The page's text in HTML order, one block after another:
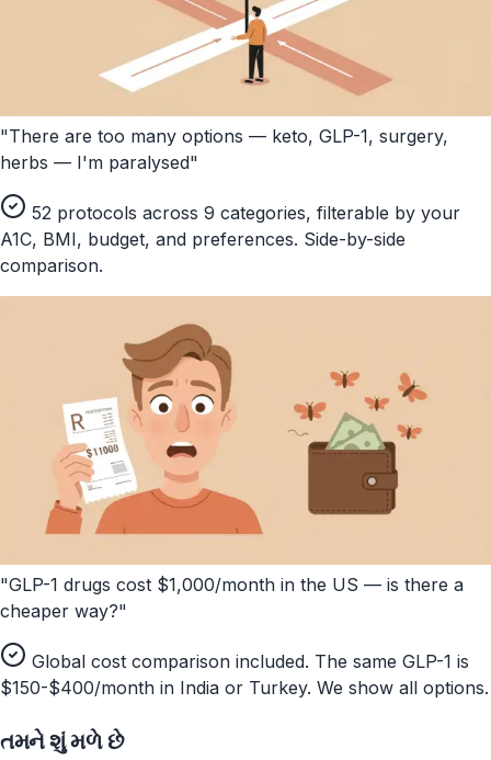
"There are too many options — keto, GLP-1, surgery,
herbs — I'm paralysed"
52 protocols across 9 categories, filterable by your
A1C, BMI, budget, and preferences. Side-by-side
comparison.
"GLP-1 drugs cost $1,000/month in the US — is there a
cheaper way?"
Global cost comparison included. The same GLP-1 is
$150-$400/month in India or Turkey. We show all options.
તમને શું મળે છે